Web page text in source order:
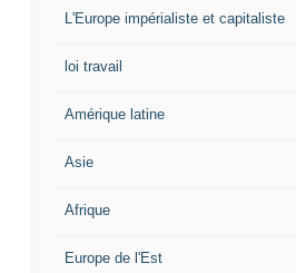
L'Europe impérialiste et capitaliste
loi travail
Amérique latine
Asie
Afrique
Europe de l'Est